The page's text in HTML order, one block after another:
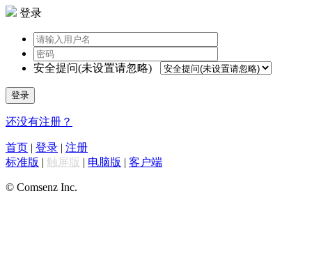
登录
安全提问(未设置请忽略)
登录
还没有注册？
首页 | 登录 | 注册
标准版 | 触屏版 | 电脑版 | 客户端
© Comsenz Inc.